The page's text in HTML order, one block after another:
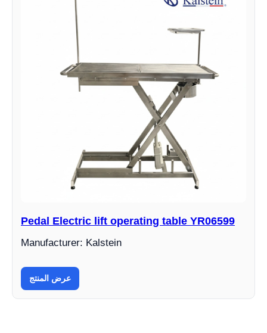
Pedal Electric lift operating table YR06599
Manufacturer: Kalstein
عرض المنتج